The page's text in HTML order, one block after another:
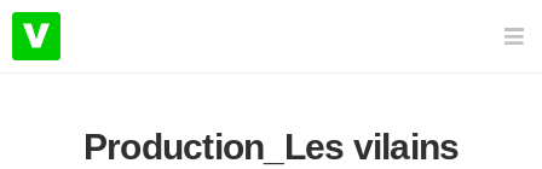
Production_Les vilains